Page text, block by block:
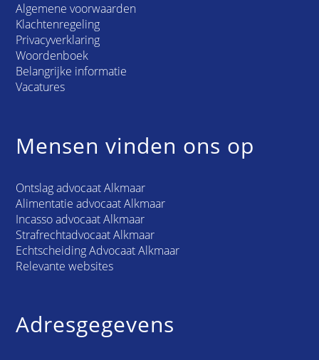
Algemene voorwaarden
Klachtenregeling
Privacyverklaring
Woordenboek
Belangrijke informatie
Vacatures
Mensen vinden ons op
Ontslag advocaat Alkmaar
Alimentatie advocaat Alkmaar
Incasso advocaat Alkmaar
Strafrechtadvocaat Alkmaar
Echtscheiding Advocaat Alkmaar
Relevante websites
Adresgegevens